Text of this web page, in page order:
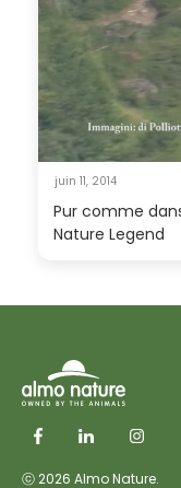
juin 11, 2014
Pur comme
Nature Legend
ⓒ 2026 Almo Nature.